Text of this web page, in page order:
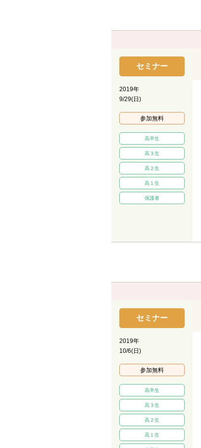
セミナー
2019年
9/29(日)
参加無料
高卒生
高３生
高２生
高１生
保護者
セミナー
2019年
10/6(日)
参加無料
高卒生
高３生
高２生
高１生